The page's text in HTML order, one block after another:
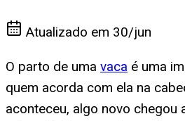
Atualizado em 30/jun
O parto de uma vaca é uma
quem acorda com ela na
aconteceu, algo novo chegou